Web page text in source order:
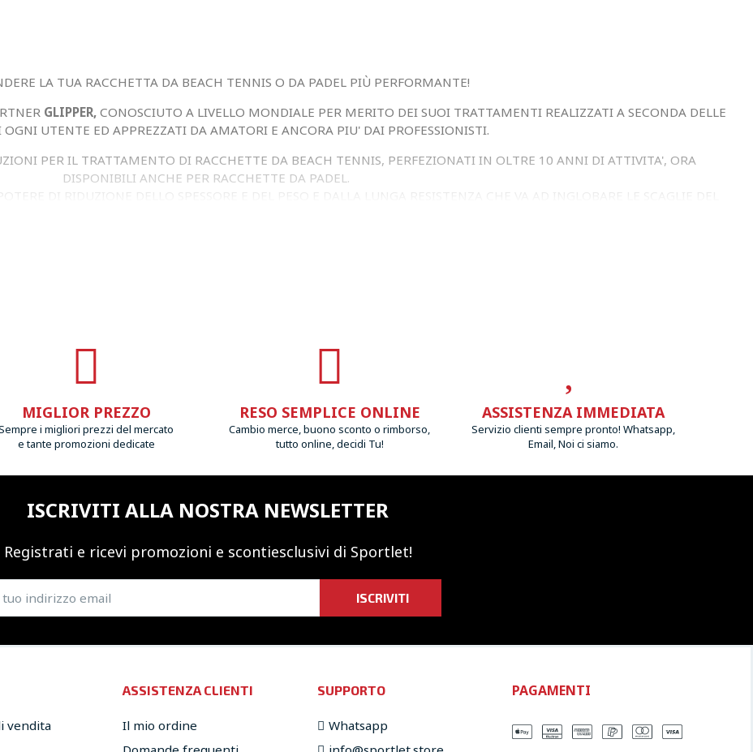
LA TUA RACCHETTA DA BEACH TENNIS O DA PADEL PIÙ PERFORMANTE!
GLIPPER,CONOSCIUTO A LIVELLO MONDIALE PER MERITO DEI SUOI TRATTAMENTI REALIZZATI A SECONDA DELLE
OGNI UTENTE ED APPREZZATI DA AMATORI E ANCORA PIU' DAI PROFESSIONISTI.
PER IL TRATTAMENTO DI RACCHETTE DA BEACH TENNIS, PERFEZIONATI IN OLTRE 10 ANNI DI ATTIVITA', ORA
DISPONIBILI ANCHE PER RACCHETTE DA PADEL. ​
MIGLIOR PREZZO
i migliori prezzi del mercato
e tante promozioni dedicate
RESO SEMPLICE ONLINE
Cambio merce, buono sconto o rimborso,
tutto online, decidi Tu!
ASSISTENZA IMMEDIATA
Servizio clienti sempre pronto! Whatsapp,
Email, Noi ci siamo.
ISCRIVITI ALLA NOSTRA NEWSLETTER
Registrati e ricevi promozioni e scontiesclusivi di Sportlet!
ISCRIVITI
vendita
ASSISTENZA CLIENTI
Il mio ordine
SUPPORTO
Whatsapp
PAGAMENTI